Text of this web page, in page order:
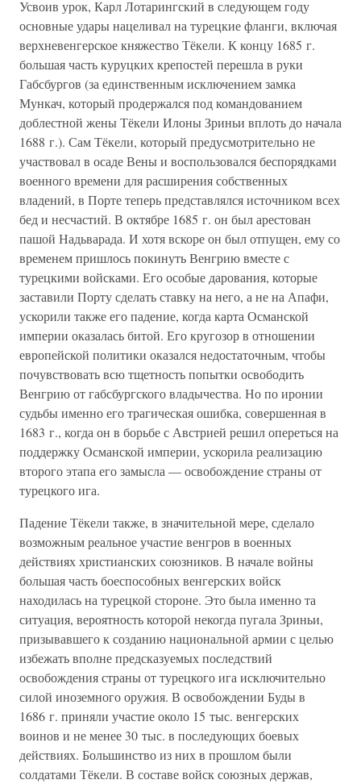
Усвоив урок, Карл Лотарингский в следующем году
основные удары нацеливал на турецкие фланги, включая
верхневенгерское княжество Тёкели. К концу 1685 г.
большая часть куруцких крепостей перешла в руки
Габсбургов (за единственным исключением замка
Мункач, который продержался под командованием
доблестной жены Тёкели Илоны Зриньи вплоть до начала
1688 г.). Сам Тёкели, который предусмотрительно не
участвовал в осаде Вены и воспользовался беспорядками
военного времени для расширения собственных
владений, в Порте теперь представлялся источником всех
бед и несчастий. В октябре 1685 г. он был арестован
пашой Надьварада. И хотя вскоре он был отпущен, ему со
временем пришлось покинуть Венгрию вместе с
турецкими войсками. Его особые дарования, которые
заставили Порту сделать ставку на него, а не на Апафи,
ускорили также его падение, когда карта Османской
империи оказалась битой. Его кругозор в отношении
европейской политики оказался недостаточным, чтобы
почувствовать всю тщетность попытки освободить
Венгрию от габсбургского владычества. Но по иронии
судьбы именно его трагическая ошибка, совершенная в
1683 г., когда он в борьбе с Австрией решил опереться на
поддержку Османской империи, ускорила реализацию
второго этапа его замысла — освобождение страны от
турецкого ига.
Падение Тёкели также, в значительной мере, сделало
возможным реальное участие венгров в военных
действиях христианских союзников. В начале войны
большая часть боеспособных венгерских войск
находилась на турецкой стороне. Это была именно та
ситуация, вероятность которой некогда пугала Зриньи,
призывавшего к созданию национальной армии с целью
избежать вполне предсказуемых последствий
освобождения страны от турецкого ига исключительно
силой иноземного оружия. В освобождении Буды в
1686 г. приняли участие около 15 тыс. венгерских
воинов и не менее 30 тыс. в последующих боевых
действиях. Большинство из них в прошлом были
солдатами Тёкели. В составе войск союзных держав,